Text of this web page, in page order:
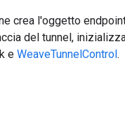
crea l'oggetto
del tunnel,
e WeaveTunnelControl.